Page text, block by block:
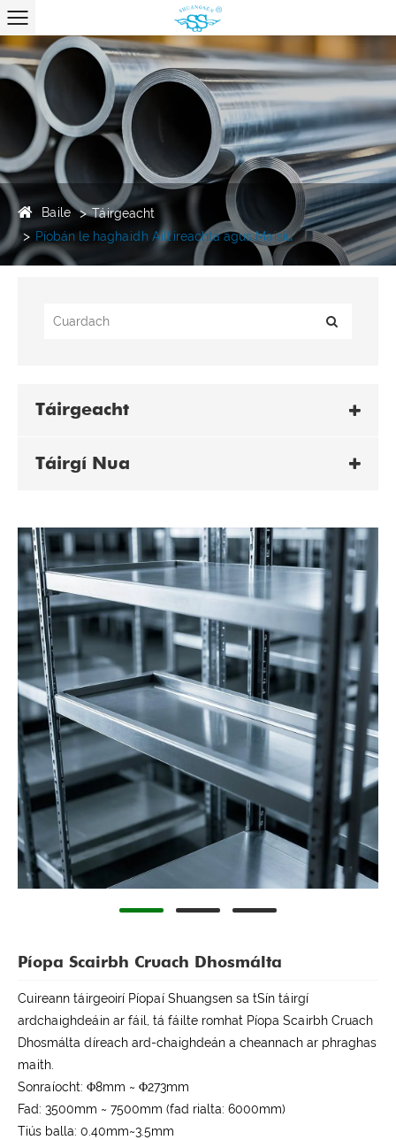
Baile
Táirgeacht
Píobán le haghaidh Ailtireachta agus Maisiú
Táirgeacht
Táirgí Nua
Píopa Scairbh Cruach Dhosmálta
Cuireann táirgeoirí Píopaí Shuangsen sa tSín táirgí
ardchaighdeáin ar fáil, tá fáilte romhat Píopa Scairbh Cruach
Dhosmálta díreach ard-chaighdeán a cheannach ar phraghas
maith.
Sonraíocht: Φ8mm ~ Φ273mm
Fad: 3500mm ~ 7500mm (fad rialta: 6000mm)
Tiús balla: 0.40mm~3.5mm